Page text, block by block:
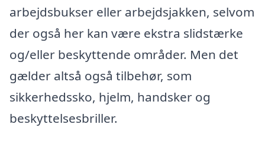
arbejdsbukser eller arbejdsjakken, selvom
der også her kan være ekstra slidstærke
og/eller beskyttende områder. Men det
gælder altså også tilbehør, som
sikkerhedssko, hjelm, handsker og
beskyttelsesbriller.